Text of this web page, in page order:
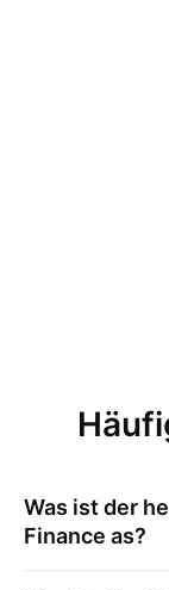
Was ist der
Finance as?